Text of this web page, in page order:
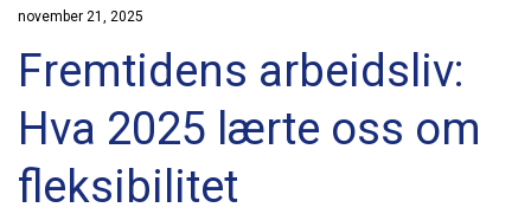
november 21, 2025
Fremtidens arbeidsliv:
Hva 2025 lærte oss om
fleksibilitet